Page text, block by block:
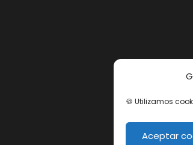
🍪 Utilizamos
Aceptar